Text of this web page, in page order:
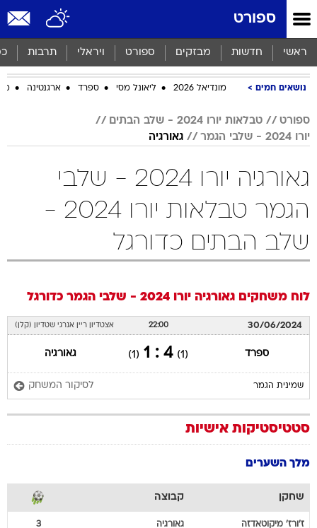
ספורט
ראשי חדשות מבזקים ספורט ויראלי תרבות
נושאים חמים מונדיאל 2026 ליאונל מסי ספרד ארגנטינה
ספורט
טבלאות יורו 2024 - שלב הבתים
יורו 2024 - שלבי הגמר
גאורגיה
גאורגיה יורו 2024 - שלבי
הגמר טבלאות יורו 2024 -
שלב הבתים כדורגל
לוח משחקים גאורגיה יורו 2024 - שלבי הגמר כדורגל
30/06/2024
22:00 אצטדיון ריין אנרגי שטדיון (קלן)
ספרד (1)
4 : 1
(1) גאורגיה
שמינית הגמר לסיקור המשחק
סטטיסטיקות אישיות
מלך השערים
שחקן קבוצה
ז'ורז' מיקוטאדזה גאורגיה 3